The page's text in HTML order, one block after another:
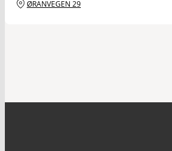
ØRANVEGEN 29